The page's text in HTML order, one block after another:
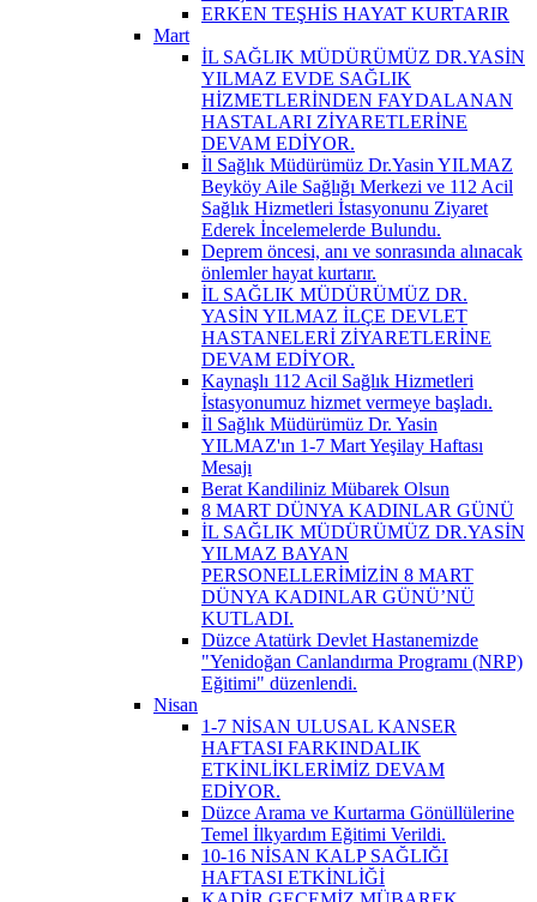
ERKEN TEŞHİS HAYAT KURTARIR
Mart
İL SAĞLIK MÜDÜRÜMÜZ DR.YASİN
YILMAZ EVDE SAĞLIK
HİZMETLERİNDEN FAYDALANAN
HASTALARI ZİYARETLERİNE
DEVAM EDİYOR.
İl Sağlık Müdürümüz Dr.Yasin YILMAZ
Beyköy Aile Sağlığı Merkezi ve 112 Acil
Sağlık Hizmetleri İstasyonunu Ziyaret
Ederek İncelemelerde Bulundu.
Deprem öncesi, anı ve sonrasında alınacak
önlemler hayat kurtarır.
İL SAĞLIK MÜDÜRÜMÜZ DR.
YASİN YILMAZ İLÇE DEVLET
HASTANELERİ ZİYARETLERİNE
DEVAM EDİYOR.
Kaynaşlı 112 Acil Sağlık Hizmetleri
İstasyonumuz hizmet vermeye başladı.
İl Sağlık Müdürümüz Dr. Yasin
YILMAZ'ın 1-7 Mart Yeşilay Haftası
Mesajı
Berat Kandiliniz Mübarek Olsun
8 MART DÜNYA KADINLAR GÜNÜ
İL SAĞLIK MÜDÜRÜMÜZ DR.YASİN
YILMAZ BAYAN
PERSONELLERİMİZİN 8 MART
DÜNYA KADINLAR GÜNÜ’NÜ
KUTLADI.
Düzce Atatürk Devlet Hastanemizde
"Yenidoğan Canlandırma Programı (NRP)
Eğitimi" düzenlendi.
Nisan
1-7 NİSAN ULUSAL KANSER
HAFTASI FARKINDALIK
ETKİNLİKLERİMİZ DEVAM
EDİYOR.
Düzce Arama ve Kurtarma Gönüllülerine
Temel İlkyardım Eğitimi Verildi.
10-16 NİSAN KALP SAĞLIĞI
HAFTASI ETKİNLİĞİ